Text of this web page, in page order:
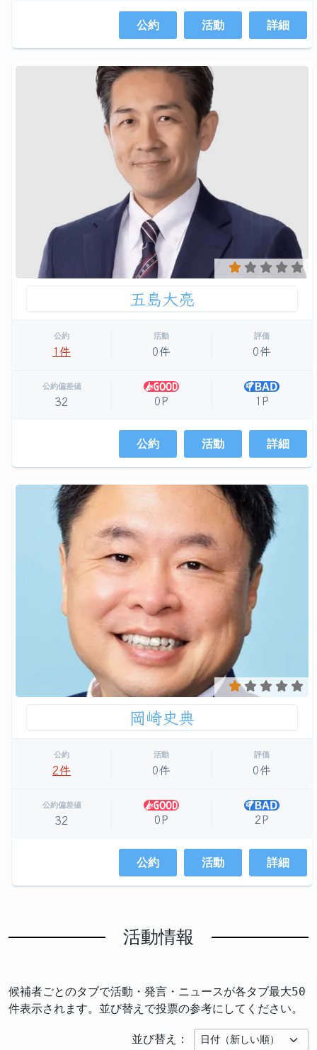
公約 活動 詳細
五島大亮
公約
1件
活動
0件
評価
0件
公約偏差値
32 0P 1P
公約 活動 詳細
岡崎史典
公約
2件
活動
0件
評価
0件
公約偏差値
32 0P 2P
公約 活動 詳細
活動情報
候補者ごとのタブで活動・発言・ニュースが各タブ最大50
件表示されます。並び替えで投票の参考にしてください。
並び替え：